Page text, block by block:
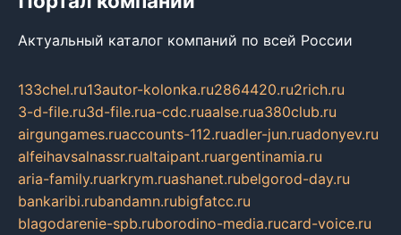
Актуальный каталог компаний по всей России
133chel.ru13autor-kolonka.ru2864420.ru2rich.ru
3-d-file.ru3d-file.rua-cdc.ruaalse.rua380club.ru
airgungames.ruaccounts-112.ruadler-jun.ruadonyev.ru
alfeihavsalnassr.rualtaipant.ruargentinamia.ru
aria-family.ruarkrym.ruashanet.rubelgorod-day.ru
bankaribi.rubandamn.rubigfatcc.ru
blagodarenie-spb.ruborodino-media.rucard-voice.ru